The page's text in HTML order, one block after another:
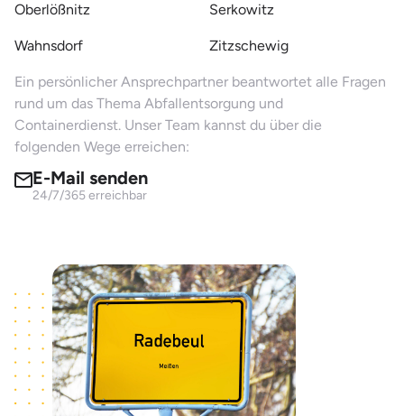
Oberlößnitz Serkowitz
Wahnsdorf Zitzschewig
Ein persönlicher Ansprechpartner beantwortet alle Fragen
rund um das Thema Abfallentsorgung und
Containerdienst. Unser Team kannst du über die
folgenden Wege erreichen:
E-Mail senden
24/7/365 erreichbar